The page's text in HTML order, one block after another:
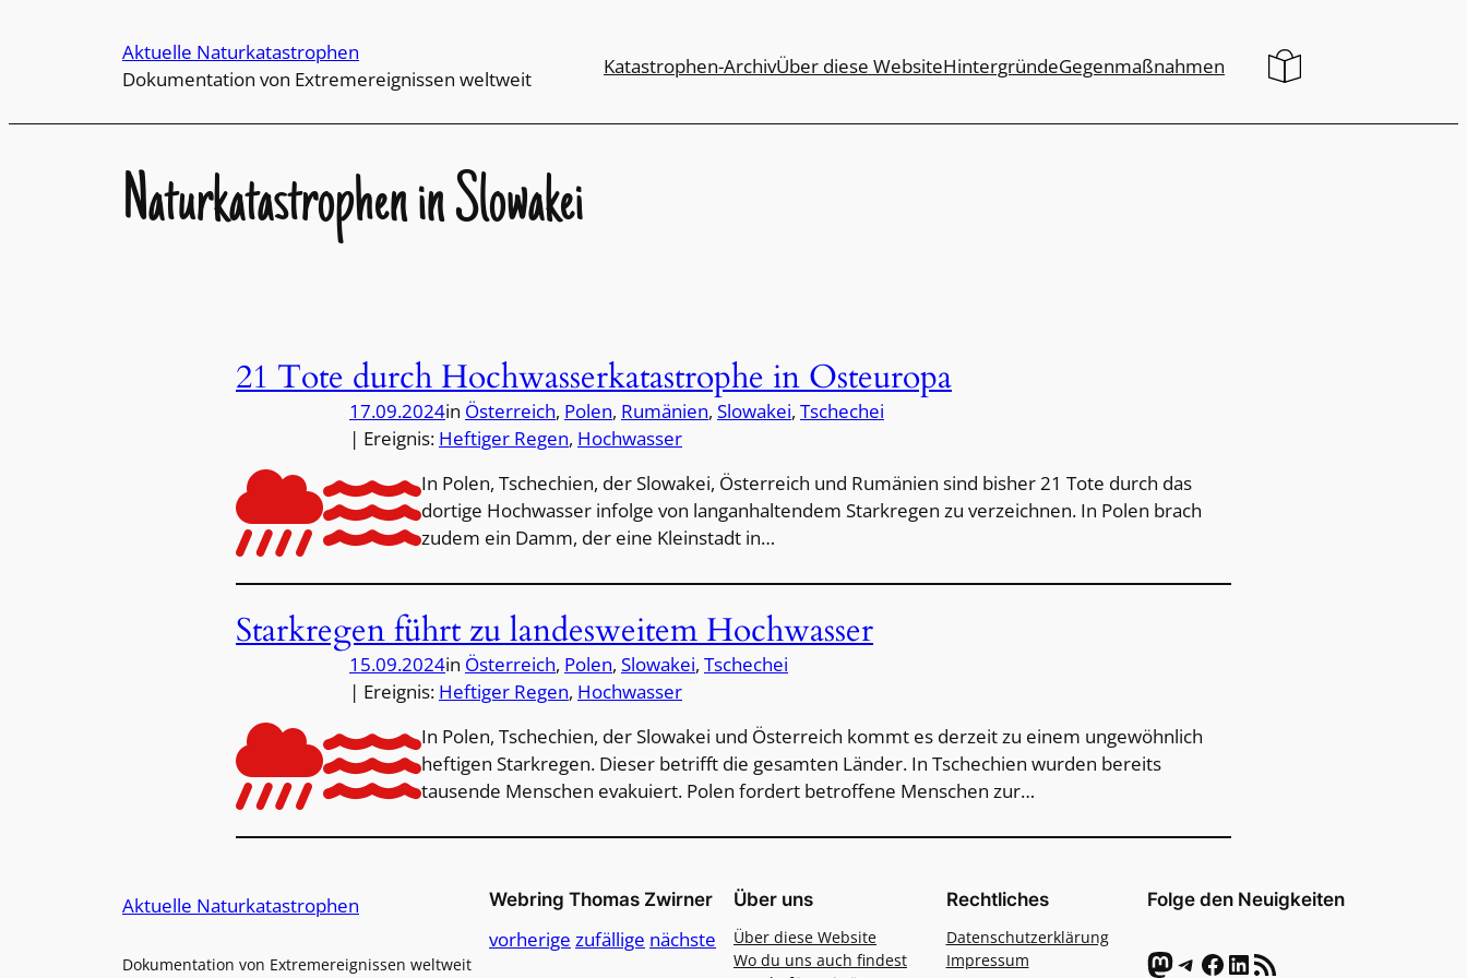
Aktuelle Naturkatastrophen
Dokumentation von Extremereignissen weltweit
Katastrophen-ArchivÜber diese WebsiteHintergründeGegenmaßnahmen
Naturkatastrophen in Slowakei
21 Tote durch Hochwasserkatastrophe in Osteuropa
17.09.2024in Österreich, Polen, Rumänien, Slowakei, Tschechei
| Ereignis: Heftiger Regen, Hochwasser
In Polen, Tschechien, der Slowakei, Österreich und Rumänien sind bisher 21 Tote durch das
dortige Hochwasser infolge von langanhaltendem Starkregen zu verzeichnen. In Polen brach
zudem ein Damm, der eine Kleinstadt in…
Starkregen führt zu landesweitem Hochwasser
15.09.2024in Österreich, Polen, Slowakei, Tschechei
| Ereignis: Heftiger Regen, Hochwasser
In Polen, Tschechien, der Slowakei und Österreich kommt es derzeit zu einem ungewöhnlich
heftigen Starkregen. Dieser betrifft die gesamten Länder. In Tschechien wurden bereits
tausende Menschen evakuiert. Polen fordert betroffene Menschen zur…
Aktuelle Naturkatastrophen
Dokumentation von Extremereignissen weltweit
Webring Thomas Zwirner
vorherige zufällige nächste
Über uns
Über diese Website
Wo du uns auch findest
Rechtliches
Datenschutzerklärung
Impressum
Folge den Neuigkeiten
Mastodon Telegram Facebook LinkedIn RSS-Feed